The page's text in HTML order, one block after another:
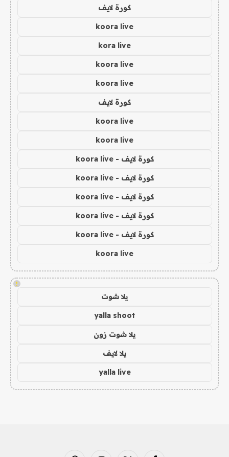
كورة لايف
koora live
kora live
koora live
koora live
كورة لايف
koora live
koora live
كورة لايف - koora live
كورة لايف - koora live
كورة لايف - koora live
كورة لايف - koora live
كورة لايف - koora live
koora live
!
يلا شوت
yalla shoot
يلا شوت زون
يلا لايف
yalla live